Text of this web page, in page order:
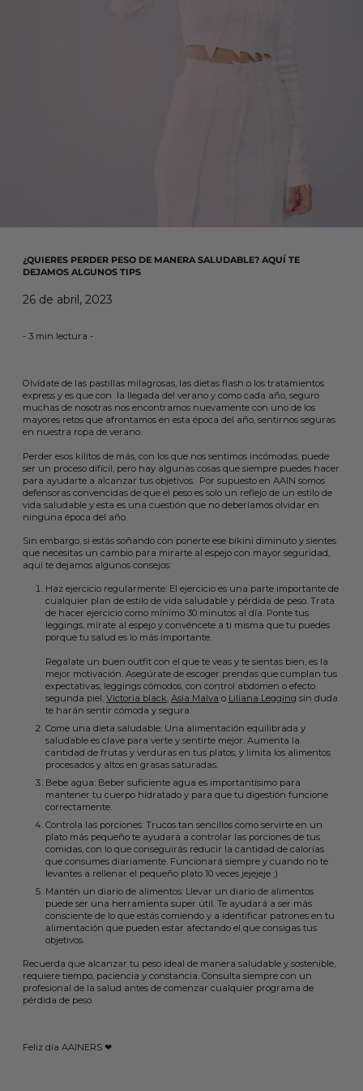
¿QUIERES PERDER PESO DE MANERA SALUDABLE? AQUÍ TE
DEJAMOS ALGUNOS TIPS
26 de abril, 2023
- 3 min lectura -
Olvídate de las pastillas milagrosas, las dietas flash o los tratamientos
express y es que con la llegada del verano y como cada año, seguro
muchas de nosotras nos encontramos nuevamente con uno de los
mayores retos que afrontamos en esta época del año, sentirnos seguras
en nuestra ropa de verano.
Perder esos kilitos de más, con los que nos sentimos incómodas, puede
ser un proceso difícil, pero hay algunas cosas que siempre puedes hacer
para ayudarte a alcanzar tus objetivos. Por supuesto en AAIN somos
defensoras convencidas de que el peso es solo un reflejo de un estilo de
vida saludable y esta es una cuestión que no deberíamos olvidar en
ninguna época del año.
Sin embargo, si estás soñando con ponerte ese bikini diminuto y sientes
que necesitas un cambio para mirarte al espejo con mayor seguridad,
aquí te dejamos algunos consejos:
Haz ejercicio regularmente: El ejercicio es una parte importante de
cualquier plan de estilo de vida saludable y pérdida de peso. Trata
de hacer ejercicio como mínimo 30 minutos al día. Ponte tus
leggings, mírate al espejo y convéncete a ti misma que tu puedes
porque tu salud es lo más importante.
Regalate un buen outfit con el que te veas y te sientas bien, es la
mejor motivación. Asegúrate de escoger prendas que cumplan tus
expectativas, leggings cómodos, con control abdomen o efecto
segunda piel. Victoria black, Asia Malva o Liliana Legging sin duda
te harán sentir cómoda y segura.
Come una dieta saludable: Una alimentación equilibrada y
saludable es clave para verte y sentirte mejor. Aumenta la
cantidad de frutas y verduras en tus platos, y limita los alimentos
procesados y altos en grasas saturadas.
Bebe agua: Beber suficiente agua es importantísimo para
mantener tu cuerpo hidratado y para que tu digestión funcione
correctamente.
Controla las porciones: Trucos tan sencillos como servirte en un
plato más pequeño te ayudará a controlar las porciones de tus
comidas, con lo que conseguirás reducir la cantidad de calorías
que consumes diariamente. Funcionará siempre y cuando no te
levantes a rellenar el pequeño plato 10 veces jejejeje ;)
Mantén un diario de alimentos: Llevar un diario de alimentos
puede ser una herramienta super útil. Te ayudará a ser más
consciente de lo que estás comiendo y a identificar patrones en tu
alimentación que pueden estar afectando el que consigas tus
objetivos.
Recuerda que alcanzar tu peso ideal de manera saludable y sostenible,
requiere tiempo, paciencia y constancia. Consulta siempre con un
profesional de la salud antes de comenzar cualquier programa de
pérdida de peso.
Feliz día AAINERS ❤